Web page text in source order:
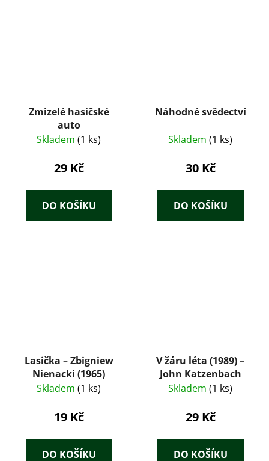
Zmizelé hasičské
auto
Skladem (1 ks)
29 Kč
DO KOŠÍKU
Náhodné svědectví
Skladem (1 ks)
30 Kč
DO KOŠÍKU
Lasička – Zbigniew
Nienacki (1965)
Skladem (1 ks)
19 Kč
DO KOŠÍKU
V žáru léta (1989) –
John Katzenbach
Skladem (1 ks)
29 Kč
DO KOŠÍKU